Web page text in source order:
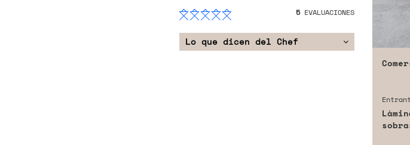
5EVALUACIONES
Lo que dicen del Chef